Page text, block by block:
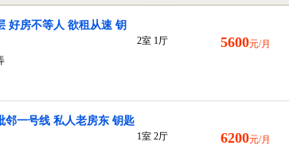
好房不等人 欲租从速 钥
2室 1厅 5600元/月
邻一号线 私人老房东 钥匙
1室 2厅 6200元/月